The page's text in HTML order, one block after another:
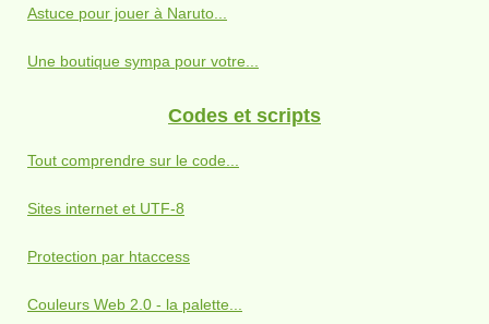
Astuce pour jouer à Naruto...
Une boutique sympa pour votre...
Codes et scripts
Tout comprendre sur le code...
Sites internet et UTF-8
Protection par htaccess
Couleurs Web 2.0 - la palette...